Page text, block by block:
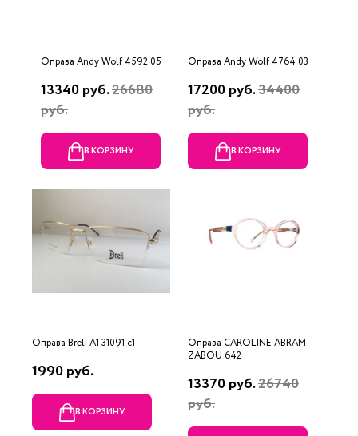
Оправа Andy Wolf 4592 05
13340 руб.26680
руб.
В КОРЗИНУ
Оправа Andy Wolf 4764 03
17200 руб.34400
руб.
В КОРЗИНУ
Оправа Breli A1 31091 c1
1990 руб.
В КОРЗИНУ
Оправа CAROLINE ABRAM
ZABOU 642
13370 руб.26740
руб.